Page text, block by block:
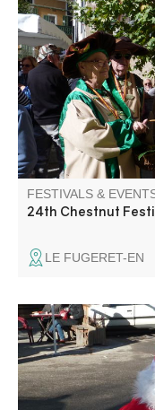
The village
tastings, animations
which, for its last
Puget-Théniers and
FESTIVALS &
24th Chestnut
LE FUGERET-EN
Ambiance féerique
gourmand,